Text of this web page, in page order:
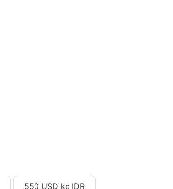
550 USD ke IDR